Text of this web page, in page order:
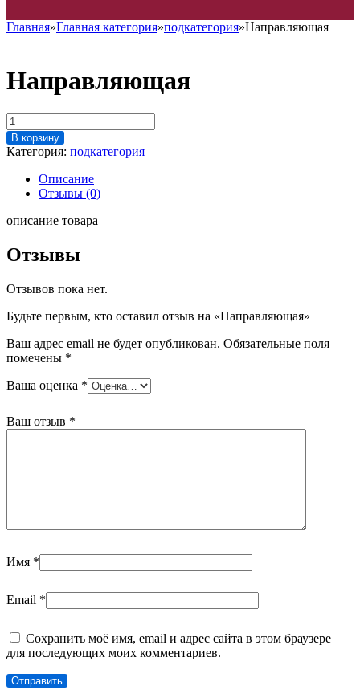
Главная»Главная категория»подкатегория»Направляющая
Направляющая
Количество
товара
Направляющая
В корзину
Категория: подкатегория
Описание
Отзывы (0)
описание товара
Отзывы
Отзывов пока нет.
Будьте первым, кто оставил отзыв на «Направляющая»
Ваш адрес email не будет опубликован. Обязательные поля
помечены *
Ваша оценка *
Ваш отзыв *
Имя *
Email *
Сохранить моё имя, email и адрес сайта в этом браузере
для последующих моих комментариев.